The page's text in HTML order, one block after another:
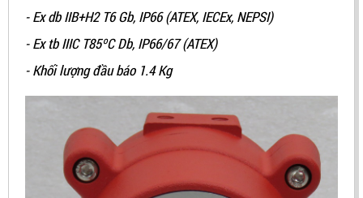
- Ex db IIB+H2 T6 Gb, IP66 (ATEX, IECEx, NEPSI)
- Ex tb IIIC T85ºC Db, IP66/67 (ATEX)
- Khối lượng đầu báo 1.4 Kg